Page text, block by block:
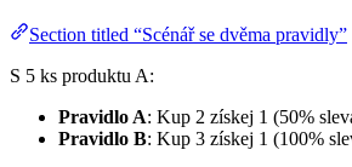
Section titled “Scénář se dvěma pravidly”
S 5 ks produktu A:
Pravidlo A: Kup 2 získej 1 (50%
Pravidlo B: Kup 3 získej 1 (100%